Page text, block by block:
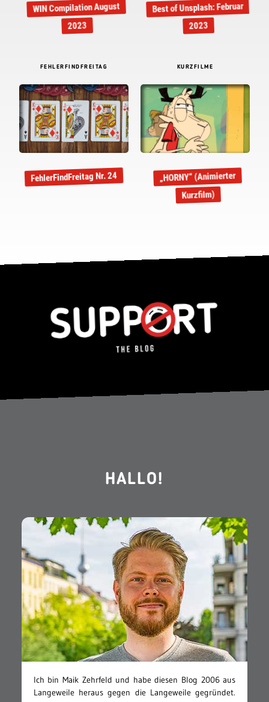
WIN Compilation August
2023
Best of Unsplash: Februar
2023
FEHLERFINDFREITAG
FehlerFindFreitag Nr. 24
KURZFILME
„HORNY“ (Animierter
Kurzfilm)
HALLO!
Ich bin Maik Zehrfeld und habe diesen Blog 2006 aus
Langeweile heraus gegen die Langeweile gegründet.